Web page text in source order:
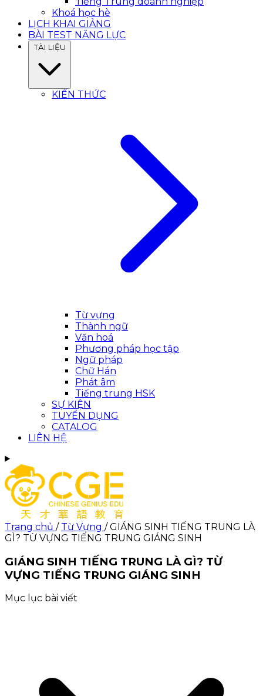
Khoá học hè
LỊCH KHAI GIẢNG
BÀI TEST NĂNG LỰC
TÀI LIỆU
KIẾN THỨC
Từ vựng
Thành ngữ
Văn hoá
Phương pháp học tập
Ngữ pháp
Chữ Hán
Phát âm
Tiếng trung HSK
SỰ KIỆN
TUYỂN DỤNG
CATALOG
LIÊN HỆ
Trang chủ / Từ Vựng / GIÁNG SINH TIẾNG TRUNG LÀ
GÌ? TỪ VỰNG TIẾNG TRUNG GIÁNG SINH
GIÁNG SINH TIẾNG TRUNG LÀ GÌ? TỪ
VỰNG TIẾNG TRUNG GIÁNG SINH
Mục lục bài viết